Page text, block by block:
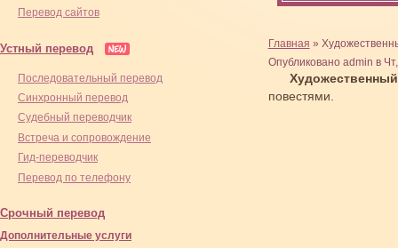
Перевод сайтов
Устный перевод
Последовательный перевод
Синхронный перевод
Cудебный переводчик
Встреча и сопровождение
Гид-переводчик
Перевод по телефону
Срочный перевод
Дополнительные услуги
Главная »
Опубликовано admin в
повестями.